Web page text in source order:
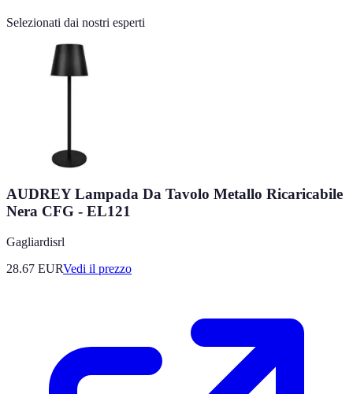
Selezionati dai nostri esperti
AUDREY Lampada Da Tavolo Metallo Ricaricabile
Nera CFG - EL121
Gagliardisrl
28.67 EURVedi il prezzo